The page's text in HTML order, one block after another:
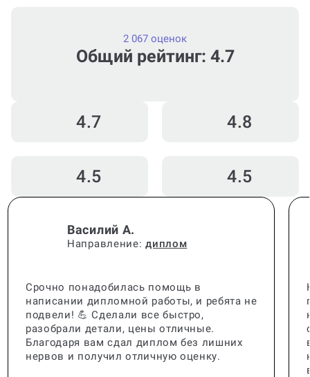
Общий рейтинг: 4.7
2 067 оценок
4.7 4.8
4.5 4.5
Василий А.
Направление:диплом
Срочно понадобилась помощь в
написании дипломной работы, и ребята не
подвели! 💪 Сделали все быстро,
разобрали детали, цены отличные.
Благодаря вам сдал диплом без лишних
нервов и получил отличную оценку.